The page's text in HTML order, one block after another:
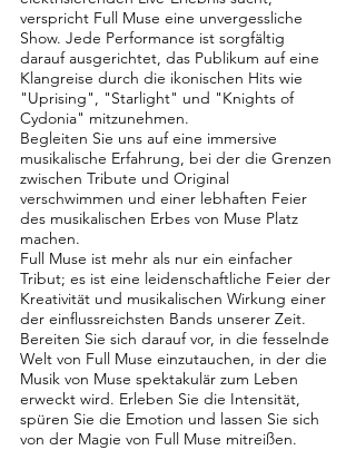
verspricht Full Muse eine unvergessliche
Show. Jede Performance ist sorgfältig
darauf ausgerichtet, das Publikum auf eine
Klangreise durch die ikonischen Hits wie
"Uprising", "Starlight" und "Knights of
Cydonia" mitzunehmen.
Begleiten Sie uns auf eine immersive
musikalische Erfahrung, bei der die Grenzen
zwischen Tribute und Original
verschwimmen und einer lebhaften Feier
des musikalischen Erbes von Muse Platz
machen.
Full Muse ist mehr als nur ein einfacher
Tribut; es ist eine leidenschaftliche Feier der
Kreativität und musikalischen Wirkung einer
der einflussreichsten Bands unserer Zeit.
Bereiten Sie sich darauf vor, in die fesselnde
Welt von Full Muse einzutauchen, in der die
Musik von Muse spektakulär zum Leben
erweckt wird. Erleben Sie die Intensität,
spüren Sie die Emotion und lassen Sie sich
von der Magie von Full Muse mitreißen.